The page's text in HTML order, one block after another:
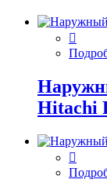
Hitachi